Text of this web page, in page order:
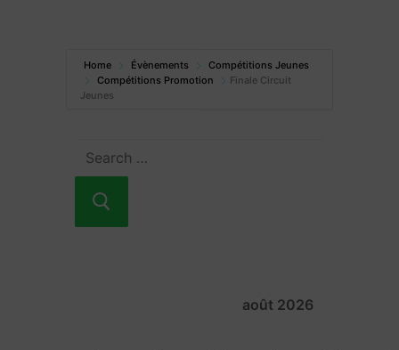
Home Évènements
Compétitions Jeunes
Compétitions Promotion
Finale Circuit
Jeunes
août 2026